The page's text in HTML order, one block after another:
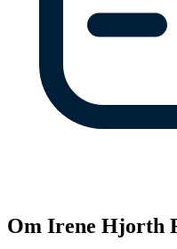
Om Irene Hjorth